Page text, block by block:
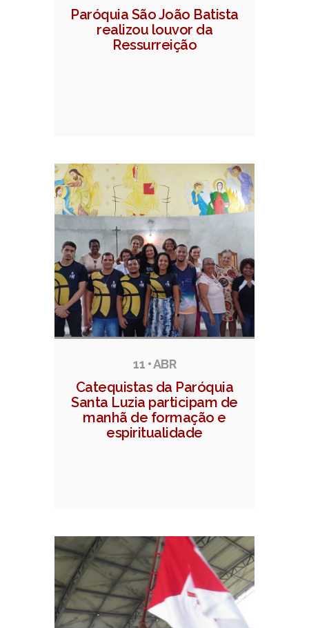
Paróquia São João Batista
realizou louvor da
Ressurreição
11 • ABR
Catequistas da Paróquia
Santa Luzia participam de
manhã de formação e
espiritualidade